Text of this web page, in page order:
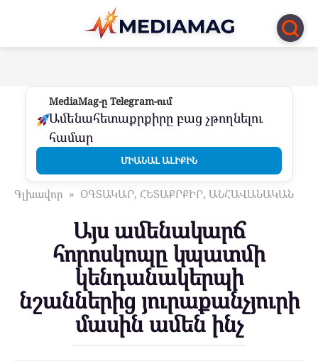
Перейти
контенту
MediaMag-ը Telegram-ում
Ամենահետաքրքիրը բաց չթողնելու
համար
ՄԻԱՆԱԼ ԱԼԻՔԻՆ
Գլխավոր » ՕԳՏԱԿԱՐ, ՀԵՏԱՔՐՔԻՐ, ԱՆՀԱՎԱՆԱԿԱՆ
Այս ամենակարճ
հորոսկոպը կպատմի
կենդանակերպի
նշաններից յուրաքանչյուրի
մասին ամեն ինչ